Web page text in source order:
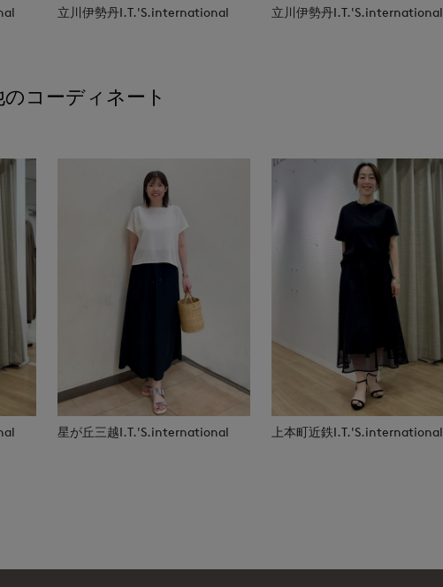
立川伊勢丹I.T.'S.international 立川伊勢丹I.T.'S.international
コーディネート
星が丘三越I.T.'S.international 上本町近鉄I.T.'S.international